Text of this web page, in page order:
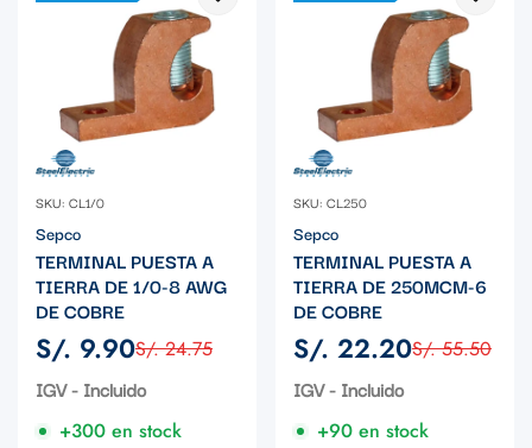
SKU: CL1/0
Sepco
TERMINAL PUESTA A
TIERRA DE 1/0-8 AWG
DE COBRE
Precio
de
S/. 9.90
Precio
regular
S/. 24.75
IGV - Incluido
+300 en stock
SKU: CL250
Sepco
TERMINAL PUESTA A
TIERRA DE 250MCM-6
DE COBRE
Precio
de
S/. 22.20
Precio
regular
S/. 55.50
IGV - Incluido
+90 en stock